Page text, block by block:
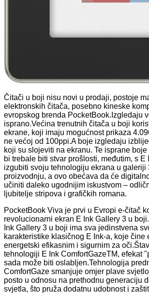
Čitači u boji nisu novi u prodaji, postoje
elektronskih čitača, posebno kineske
evropskog brenda PocketBook.Izgledaju
isprano.Većina trenutnih čitača u boji
ekrane, koji imaju mogućnost prikaza
ne većoj od 100ppi.A boje izgledaju
koji su slojeviti na ekranu. Te isprane
bi trebale biti stvar prošlosti, međutim, s E
izgubiti svoju tehnologiju ekrana u galeriji
proizvodnju, a ovo obećava da će
učiniti daleko ugodnijim iskustvom –
ljubitelje stripova i grafičkih romana.
PocketBook Viva je prvi u Evropi e-čitač
revolucionarni ekran E Ink Gallery 3 u
Ink Gallery 3 u boji ima sva jedinstvena
karakteristike klasičnog E Ink-a, koje čine
energetski efikasnim i sigurnim za
tehnologiji E Ink ComfortGazeTM, efekat
sada može biti oslabljen.Tehnologija
ComfortGaze smanjuje omjer plave
posto u odnosu na prethodnu generaciju
svjetla, što pruža dodatnu udobnost i